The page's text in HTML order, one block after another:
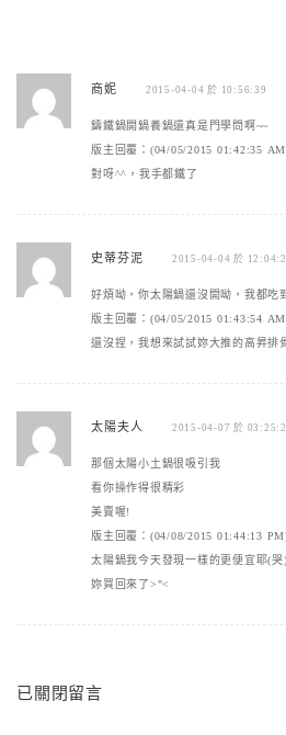
商妮 2015-04-04 於 10:56:39
鑄鐵鍋開鍋養鍋還真是門學問啊~~
版主回覆：(04/05/2015 01:42:35
對呀^^，我手都鐵了
史蒂芬泥 2015-04-04 於
好煩呦，你太陽鍋還沒開呦，我都吃
版主回覆：(04/05/2015 01:43:54
還沒捏，我想來試試妳大推的高昇排
太陽夫人 2015-04-07 於
那個太陽小土鍋很吸引我
看你操作得很精彩
美賣喔!
版主回覆：(04/08/2015 01:44:13
太陽鍋我今天發現一樣的更便宜耶(
妳買回來了>"<
已關閉留言